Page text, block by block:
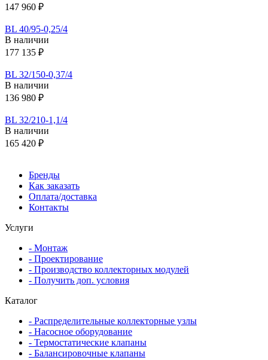
147 960 ₽
BL 40/95-0,25/4
В наличии
177 135 ₽
BL 32/150-0,37/4
В наличии
136 980 ₽
BL 32/210-1,1/4
В наличии
165 420 ₽
Бренды
Как заказать
Оплата/доставка
Контакты
Услуги
- Монтаж
- Проектирование
- Производство коллекторных модулей
- Получить доп. условия
Каталог
- Распределительные коллекторные узлы
- Насосное оборудование
- Термостатические клапаны
- Балансировочные клапаны